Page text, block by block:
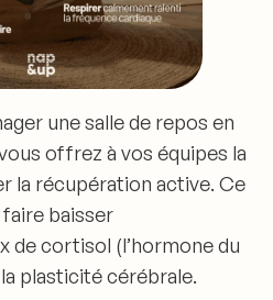
une salle de repos en
offrez à vos équipes la
la récupération active. Ce
baisser
de cortisol (l’hormone du
plasticité cérébrale.